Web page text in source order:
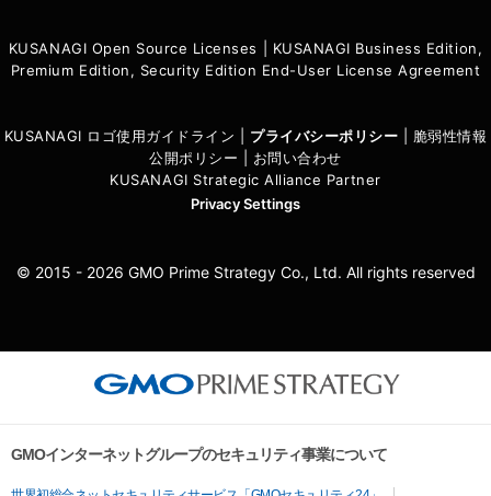
KUSANAGI Open Source Licenses
KUSANAGI Business Edition,
Premium Edition, Security Edition End-User License Agreement
KUSANAGI ロゴ使用ガイドライン プライバシーポリシー
脆弱性情報
公開ポリシー
お問い合わせ
KUSANAGI Strategic Alliance Partner
Privacy Settings
© 2015 - 2026 GMO Prime Strategy Co., Ltd. All rights reserved
GMOインターネットグループのセキュリティ事業について